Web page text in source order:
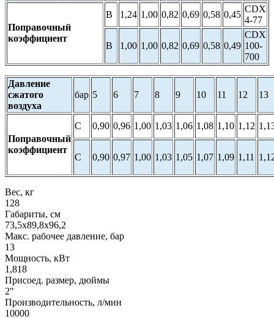
Поправочный
коэффициент
В 1,24 1,00 0,82 0,69 0,58 0,45
CDX
4-77
В 1,00 1,00 0,82 0,69 0,58 0,49
CDX
100-
700
Давление
сжатого
воздуха
бар 5 6 7 8 9 10 11 12 13
Поправочный
коэффициент
С 0,90 0,96 1,00 1,03 1,06 1,08 1,10 1,12
С 0,90 0,97 1,00 1,03 1,05 1,07 1,09 1,11
Вес, кг
128
Габариты, см
73,5х89,8х96,2
Макс. рабочее давление, бар
13
Мощность, кВт
1,818
Присоед. размер, дюймы
2"
Производительность, л/мин
10000